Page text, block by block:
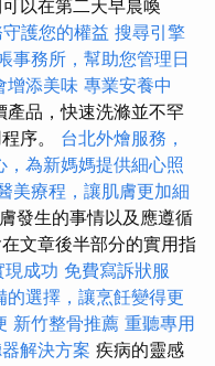
以在第二天早晨喚
護您的權益 搜尋引擎
事務所，幫助您管理日
增添美味 專業安養中
產品，快速洗滌並不罕
序。 台北外燴服務，
，為新媽媽提供細心照
美療程，讓肌膚更加細
發生的事情以及應遵循
文章後半部分的實用指
成功 免費寫訴狀服
的選擇，讓烹飪變得更
新竹整骨推薦 重聽專用
解決方案 疾病的靈感